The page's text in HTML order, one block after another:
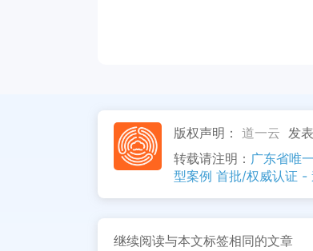
版权声明： 道一云 发
转载请注明： 广东省唯
型案例 首批/权威认证 -
继续阅读与本文标签相同的文章